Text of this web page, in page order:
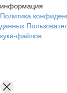
информация
Политика
данных
куки-файлов